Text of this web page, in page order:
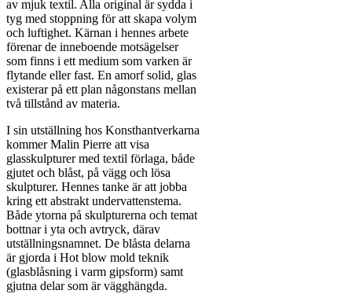
av mjuk textil. Alla original är sydda i
tyg med stoppning för att skapa volym
och luftighet. Kärnan i hennes arbete
förenar de inneboende motsägelser
som finns i ett medium som varken är
flytande eller fast. En amorf solid, glas
existerar på ett plan någonstans mellan
två tillstånd av materia.
I sin utställning hos Konsthantverkarna
kommer Malin Pierre att visa
glasskulpturer med textil förlaga, både
gjutet och blåst, på vägg och lösa
skulpturer. Hennes tanke är att jobba
kring ett abstrakt undervattenstema.
Både ytorna på skulpturerna och temat
bottnar i yta och avtryck, därav
utställningsnamnet. De blåsta delarna
är gjorda i Hot blow mold teknik
(glasblåsning i varm gipsform) samt
gjutna delar som är vägghängda.